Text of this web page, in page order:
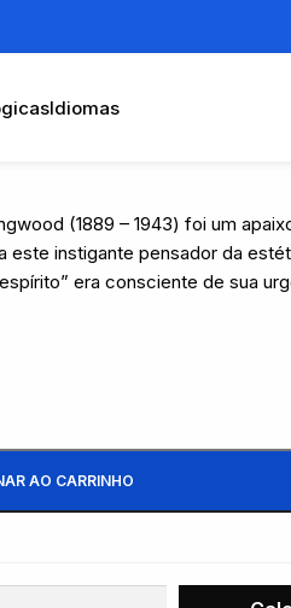
Idiomas
(1889 – 1943) foi um
instigante pensador da
era consciente de sua
AO CARRINHO